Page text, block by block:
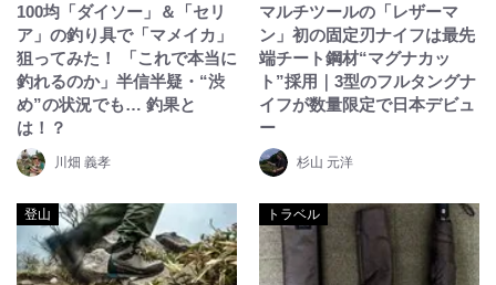
100均「ダイソー」＆「セリ
ア」の釣り具で「マメイカ」
狙ってみた！ 「これで本当に
釣れるのか」半信半疑・“渋
め”の状況でも… 釣果と
は！？
川畑 義孝
マルチツールの「レザーマ
ン」初の固定刃ナイフは最先
端チート鋼材“マグナカッ
ト”採用｜3型のフルタングナ
イフが数量限定で日本デビュ
ー
杉山 元洋
登山 トラベル